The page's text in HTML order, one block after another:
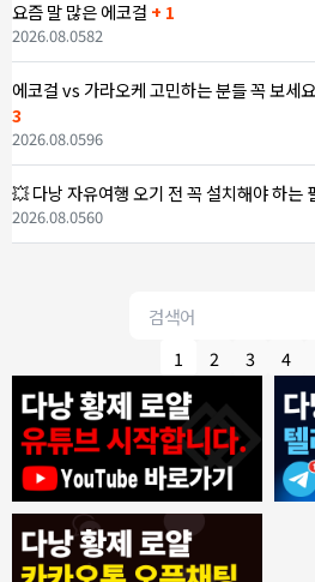
8/4/2026
1 모기한테물림:여기도 문의해보면 바
요즘 말 많은 에코걸 + 1
2026.08.0582
에코걸 vs 가라오케 고민하는 분들 꼭 보세
3
2026.08.0596
💥 다낭 자유여행 오기 전 꼭 설치해야 하는
2026.08.0560
1 2 3 4